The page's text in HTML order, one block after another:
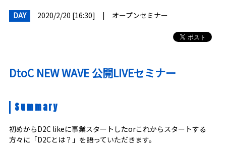
DAY 2020/2/20 [16:30] | オープンセミナー
DtoC NEW WAVE 公開LIVEセミナー
Summary
初めからD2C likeに事業スタートしたorこれからスタートする
方々に「D2Cとは？」を語っていただきます。